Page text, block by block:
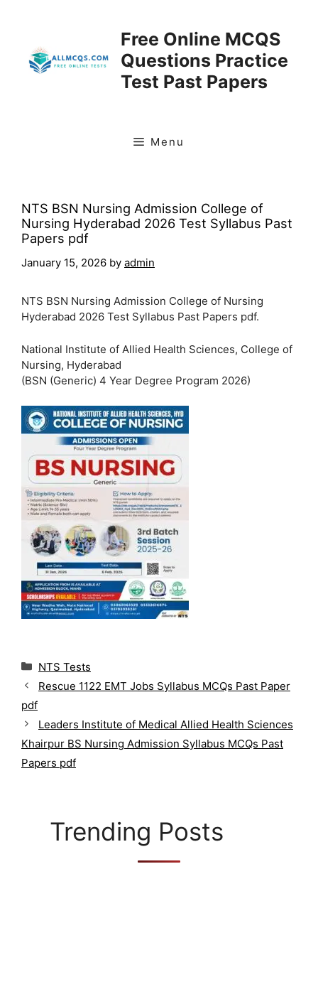
Free Online MCQS
Questions Practice
Test Past Papers
Menu
NTS BSN Nursing Admission College of
Nursing Hyderabad 2026 Test Syllabus Past
Papers pdf
January 15, 2026 by admin
NTS BSN Nursing Admission College of Nursing
Hyderabad 2026 Test Syllabus Past Papers pdf.
National Institute of Allied Health Sciences, College of
Nursing, Hyderabad
(BSN (Generic) 4 Year Degree Program 2026)
C
t
g
o
r
i
NTS Tests
Rescue 1122 EMT Jobs Syllabus MCQs Past Paper
pdf
Leaders Institute of Medical Allied Health Sciences
Khairpur BS Nursing Admission Syllabus MCQs Past
Papers pdf
Trending Posts